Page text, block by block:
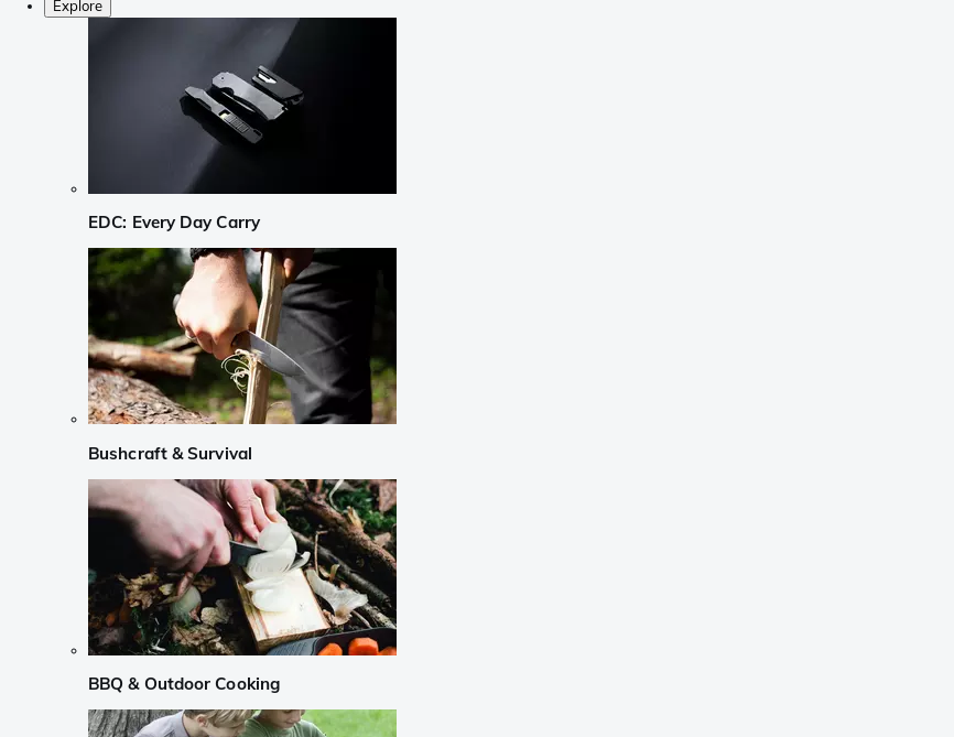
Explore
EDC: Every Day Carry
Bushcraft & Survival
BBQ & Outdoor Cooking